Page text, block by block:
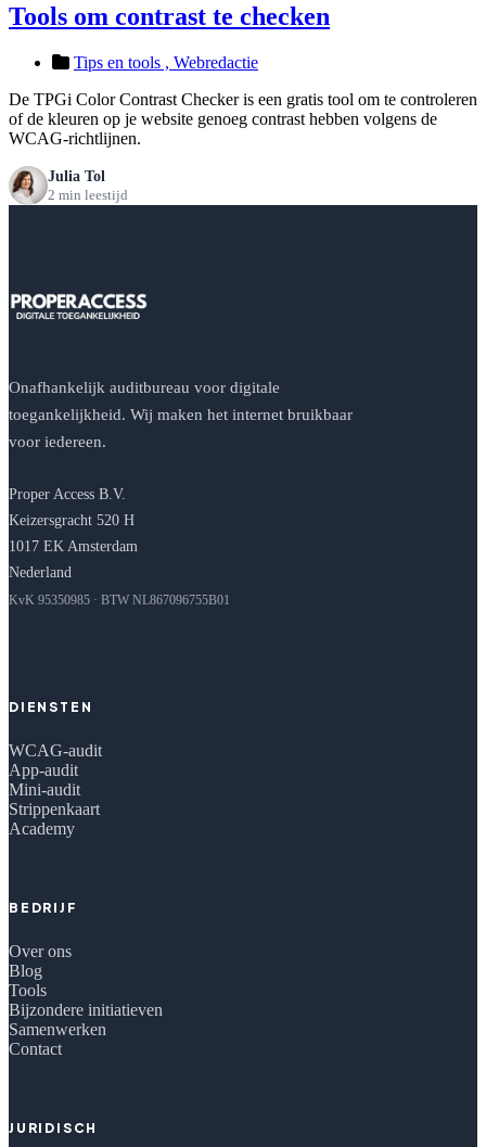
Tools om contrast te checken
Tips en tools , Webredactie
De TPGi Color Contrast Checker is een gratis tool om te controleren
of de kleuren op je website genoeg contrast hebben volgens de
WCAG-richtlijnen.
Julia Tol
2 min leestijd
Onafhankelijk auditbureau voor digitale
toegankelijkheid. Wij maken het internet bruikbaar
voor iedereen.
Proper Access B.V.
Keizersgracht 520 H
1017 EK Amsterdam
Nederland
KvK 95350985 · BTW NL867096755B01
DIENSTEN
WCAG-audit
App-audit
Mini-audit
Strippenkaart
Academy
BEDRIJF
Over ons
Blog
Tools
Bijzondere initiatieven
Samenwerken
Contact
JURIDISCH